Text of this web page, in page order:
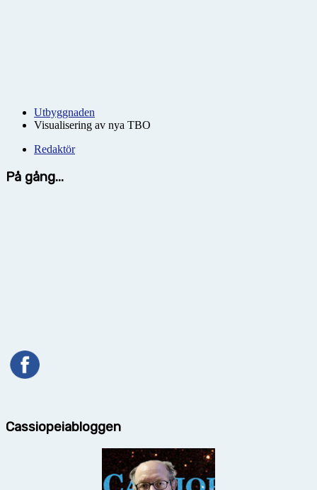
Utbyggnaden
Visualisering av nya TBO
Redaktör
På gång...
Cassiopeiabloggen